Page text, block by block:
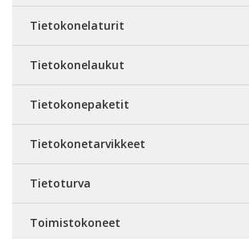
Tietokonelaturit
Tietokonelaukut
Tietokonepaketit
Tietokonetarvikkeet
Tietoturva
Toimistokoneet